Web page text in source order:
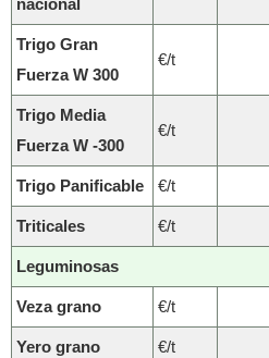
nacional
Trigo Gran
Fuerza W 300
€/t
Trigo Media
Fuerza W -300
€/t
Trigo Panificable €/t
Triticales €/t
Leguminosas
Veza grano €/t
Yero grano €/t